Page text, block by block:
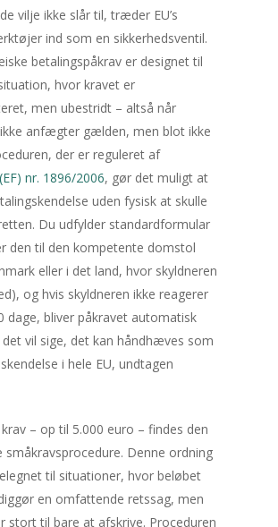
vilje ikke slår til, træder EU’s
ind som en sikkerhedsventil.
betalingspåkrav er designet til
hvor kravet er
men ubestridt – altså når
anfægter gælden, men blot ikke
der er reguleret af
nr. 1896/2006, gør det muligt at
uden fysisk at skulle
Du udfylder standardformular
den til den kompetente domstol
eller i det land, hvor skyldneren
og hvis skyldneren ikke reagerer
dage, bliver påkravet automatisk
det vil sige, det kan håndhæves som
i hele EU, undtagen
– op til 5.000 euro – findes den
Denne ordning
til situationer, hvor beløbet
en omfattende retssag, men
stort til bare at afskrive. Proceduren
august 2026
M
Ti O
3 4 5
10
11
17
19
24
25 26
31
« jun
Seneste indlæg
Når bilen lader, åbner bogen
elektriske hverdag
Når gryden næsten passer
Måltidskasser der giver
og mindre hverdagsstress
Når fakturaen krydser